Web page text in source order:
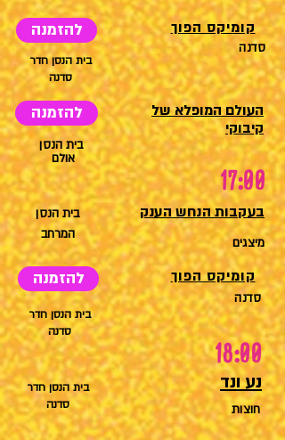
להזמנה קומיקס הפוך
בית הנסן חדר
סדנה
סדנה
להזמנה
העולם המופלא של
קיבוקי
בית הנסן
אולם
17:00
בעקבות הנחש הענק
בית הנסן
המרחב
מיצגים
קומיקס הפוך להזמנה
בית הנסן חדר
סדנה
סדנה
18:00
בית הנסן חדר
סדנה
נע ונד
חוצות